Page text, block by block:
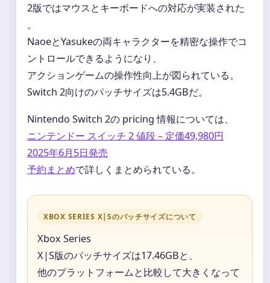
2版ではマウスとキーボードへの対応が実装された
。
NaoeとYasukeの両キャラクターを精密な操作でコ
ントロールできるようになり、
アクションゲームの操作性向上が図られている。
Switch 2向けのパッチサイズは5.4GBだ。
Nintendo Switch 2の pricing 情報については、
ニンテンドー スイッチ 2 値段 – 定価49,980円
2025年6月5日発売
予約まとめで詳しくまとめられている。
XBOX SERIES X|Sのパッチサイズについて
Xbox Series
X|S版のパッチサイズは17.46GBと、
他のプラットフォームと比較して大きくなって